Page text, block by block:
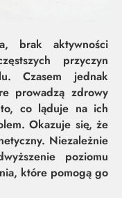
MOC Z
brak aktywności
przyczyn
Czasem jednak
prowadzą zdrowy
co ląduje na ich
Okazuje się, że
Niezależnie
poziomu
które pomogą go